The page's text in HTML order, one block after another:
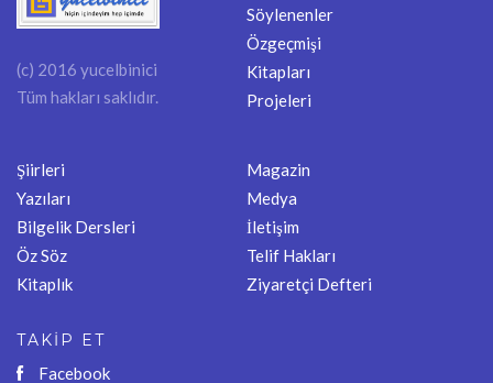
(c) 2016 yucelbinici
Tüm hakları saklıdır.
Söylenenler
Özgeçmişi
Kitapları
Projeleri
Şiirleri
Yazıları
Bilgelik Dersleri
Öz Söz
Kitaplık
Magazin
Medya
İletişim
Telif Hakları
Ziyaretçi Defteri
TAKİP ET
Facebook